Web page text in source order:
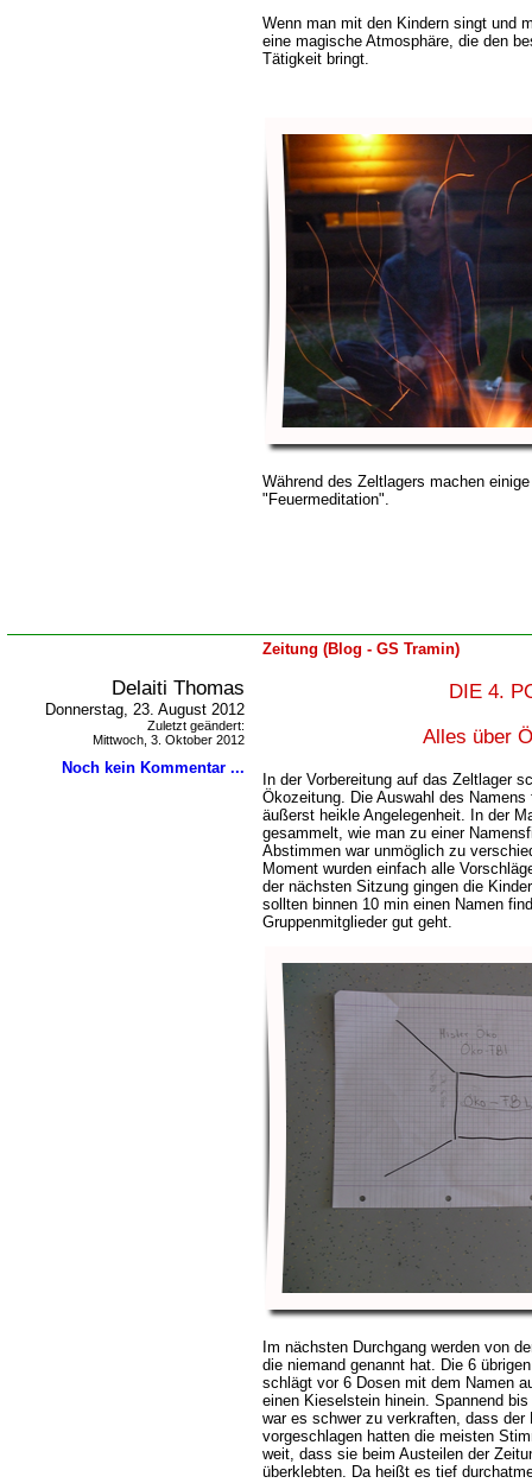
Wenn man mit den Kindern singt und
eine magische Atmosphäre, die den
Tätigkeit bringt.
Während des Zeltlagers machen
"Feuermeditation".
Zeitung (Blog - GS Tramin)
Delaiti Thomas
Donnerstag, 23. August 2012
Zuletzt geändert:
Mittwoch, 3. Oktober 2012
Noch kein Kommentar ...
DIE 4.
Alles über
In der Vorbereitung auf das Zeltlager
Ökozeitung. Die Auswahl des
äußerst heikle Angelegenheit. In der
gesammelt, wie man zu einer
Abstimmen war unmöglich zu
Moment wurden einfach alle
der nächsten Sitzung gingen die
sollten binnen 10 min einen Namen
Gruppenmitglieder gut geht.
Im nächsten Durchgang werden von
die niemand genannt hat. Die 6
schlägt vor 6 Dosen mit dem Namen
einen Kieselstein hinein. Spannend
war es schwer zu verkraften, dass der
vorgeschlagen hatten die meisten
weit, dass sie beim Austeilen der
überklebten. Da heißt es tief